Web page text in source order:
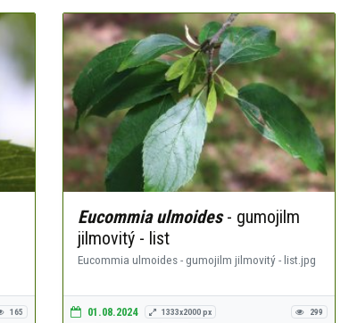
165
Eucommia ulmoides- gumojilm
jilmovitý - list
Eucommia ulmoides - gumojilm jilmovitý - list.jpg
01.08.2024 1333x2000 px 299